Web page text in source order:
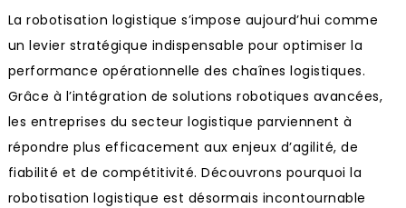
La robotisation logistique s’impose aujourd’hui comme
un levier stratégique indispensable pour optimiser la
performance opérationnelle des chaînes logistiques.
Grâce à l’intégration de solutions robotiques avancées,
les entreprises du secteur logistique parviennent à
répondre plus efficacement aux enjeux d’agilité, de
fiabilité et de compétitivité. Découvrons pourquoi la
robotisation logistique est désormais incontournable